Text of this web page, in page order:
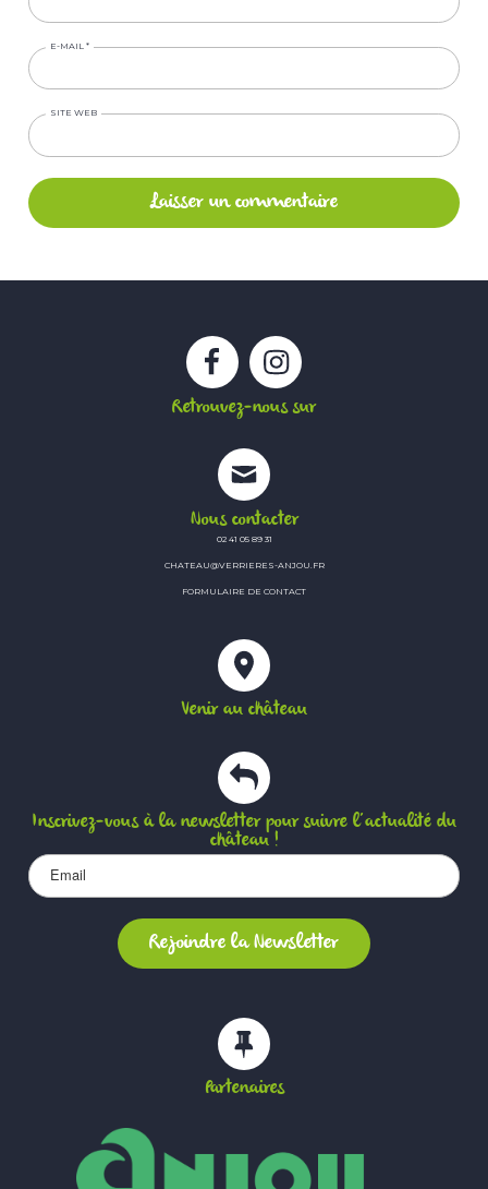
E-MAIL *
SITE WEB
Retrouvez-nous sur
FacebookInstagram
Nous contacter
02 41 05 89 31
CHATEAU@VERRIERES-ANJOU.FR
FORMULAIRE DE CONTACT
Venir au château
Inscrivez-vous à la newsletter pour suivre l’actualité du
château !
Partenaires